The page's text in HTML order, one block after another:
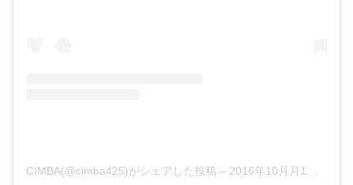
CIMBA(@cimba425)がシェアした投稿 – 2016年10月月1日午前3時49分PDT